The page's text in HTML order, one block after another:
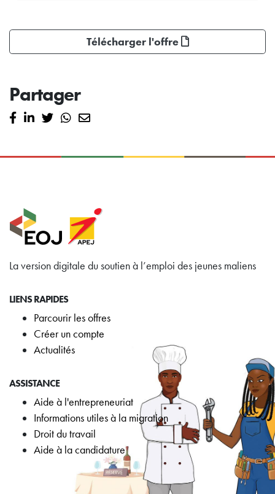
Télécharger l'offre
Partager
La version digitale du soutien à l’emploi des jeunes maliens
LIENS RAPIDES
Parcourir les offres
Créer un compte
Actualités
ASSISTANCE
Aide à l'entrepreneuriat
Informations utiles à la migration
Droit du travail
Aide à la candidature